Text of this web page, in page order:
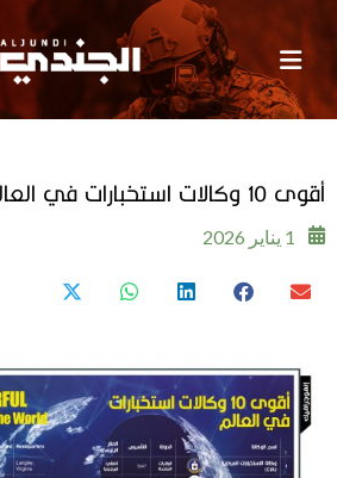
أقوى 10 وكالات استخبارات في العالم
1 يناير 2026